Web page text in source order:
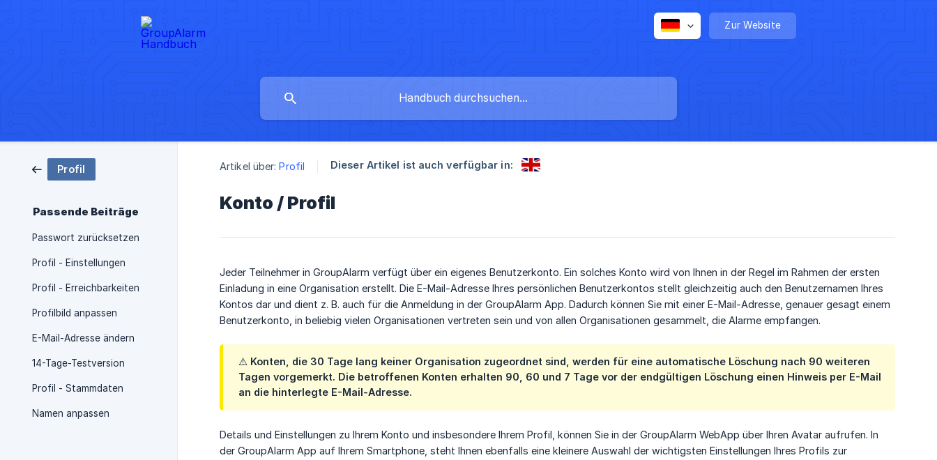
Zur Website
Profil
Passende Beiträge
Passwort zurücksetzen
Profil - Einstellungen
Profil - Erreichbarkeiten
Profilbild anpassen
E-Mail-Adresse ändern
14-Tage-Testversion
Profil - Stammdaten
Namen anpassen
Artikel über: Profil Dieser Artikel ist auch verfügbar in:
Konto / Profil
Jeder Teilnehmer in GroupAlarm verfügt über ein eigenes Benutzerkonto. Ein solches Konto wird von Ihnen in der Regel im Rahmen der ersten
Einladung in eine Organisation erstellt. Die E-Mail-Adresse Ihres persönlichen Benutzerkontos stellt gleichzeitig auch den Benutzernamen Ihres
Kontos dar und dient z. B. auch für die Anmeldung in der GroupAlarm App. Dadurch können Sie mit einer E-Mail-Adresse, genauer gesagt einem
Benutzerkonto, in beliebig vielen Organisationen vertreten sein und von allen Organisationen gesammelt, die Alarme empfangen.
⚠️ Konten, die 30 Tage lang keiner Organisation zugeordnet sind, werden für eine automatische Löschung nach 90 weiteren
Tagen vorgemerkt. Die betroffenen Konten erhalten 90, 60 und 7 Tage vor der endgültigen Löschung einen Hinweis per E-Mail
an die hinterlegte E-Mail-Adresse.
Details und Einstellungen zu Ihrem Konto und insbesondere Ihrem Profil, können Sie in der GroupAlarm WebApp über Ihren Avatar aufrufen. In
der GroupAlarm App auf Ihrem Smartphone, steht Ihnen ebenfalls eine kleinere Auswahl der wichtigsten Einstellungen Ihres Profils zur